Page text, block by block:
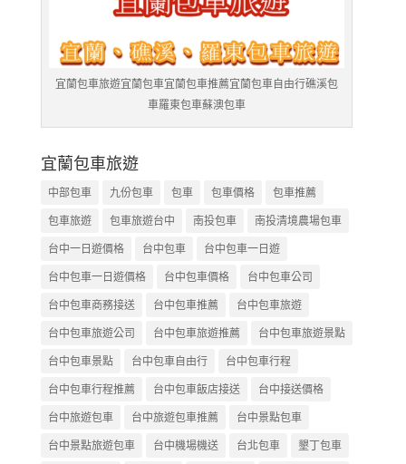
宜蘭包車旅遊宜蘭包車宜蘭包車推薦宜蘭包車自由行礁溪包
車羅東包車蘇澳包車
宜蘭包車旅遊
中部包車 九份包車 包車 包車價格
包車推薦
包車旅遊
包車旅遊台中 南投包車
南投清境農場包車
台中一日遊價格
台中包車
台中包車一日遊
台中包車一日遊價格
台中包車價格
台中包車公司
台中包車商務接送
台中包車推薦
台中包車旅遊
台中包車旅遊公司
台中包車旅遊推薦
台中包車旅遊景點
台中包車景點
台中包車自由行
台中包車行程
台中包車行程推薦
台中包車飯店接送
台中接送價格
台中旅遊包車
台中旅遊包車推薦
台中景點包車
台中景點旅遊包車
台中機場機送 台北包車
墾丁包車